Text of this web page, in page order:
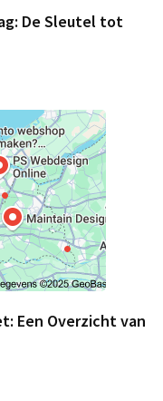
De Sleutel tot
Een Overzicht van